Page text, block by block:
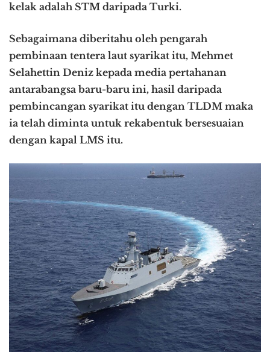
kelak adalah STM daripada Turki.
Sebagaimana diberitahu oleh pengarah
pembinaan tentera laut syarikat itu, Mehmet
Selahettin Deniz kepada media pertahanan
antarabangsa baru-baru ini, hasil daripada
pembincangan syarikat itu dengan TLDM maka
ia telah diminta untuk rekabentuk bersesuaian
dengan kapal LMS itu.